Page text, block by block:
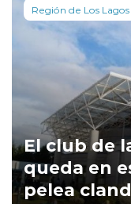
Región de Los Lagos
El club de
queda en
pelea